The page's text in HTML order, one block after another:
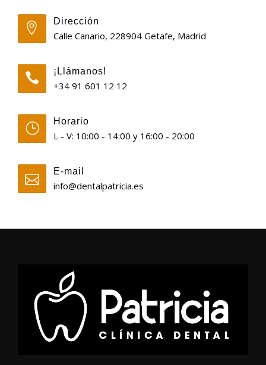
Dirección
Calle Canario, 228904 Getafe, Madrid
¡Llámanos!
+34 91 601 12 12
Horario
L - V: 10:00 - 14:00 y 16:00 - 20:00
E-mail
info@dentalpatricia.es